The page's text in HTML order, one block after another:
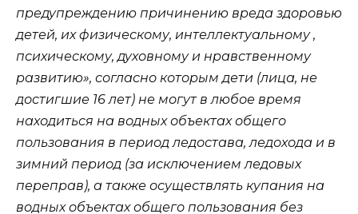
предупреждению причинению вреда здоровью
детей, их физическому, интеллектуальному ,
психическому, духовному и нравственному
развитию», согласно которым дети (лица, не
достигшие 16 лет) не могут в любое время
находиться на водных объектах общего
пользования в период ледостава, ледохода и в
зимний период (за исключением ледовых
переправ), а также осуществлять купания на
водных объектах общего пользования без